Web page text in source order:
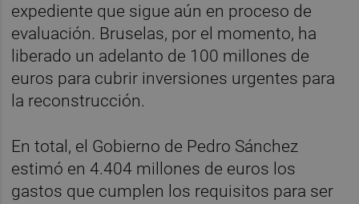
expediente que sigue aún en proceso de
evaluación. Bruselas, por el momento, ha
liberado un adelanto de 100 millones de
euros para cubrir inversiones urgentes para
la reconstrucción.
En total, el Gobierno de Pedro Sánchez
estimó en 4.404 millones de euros los
gastos que cumplen los requisitos para ser